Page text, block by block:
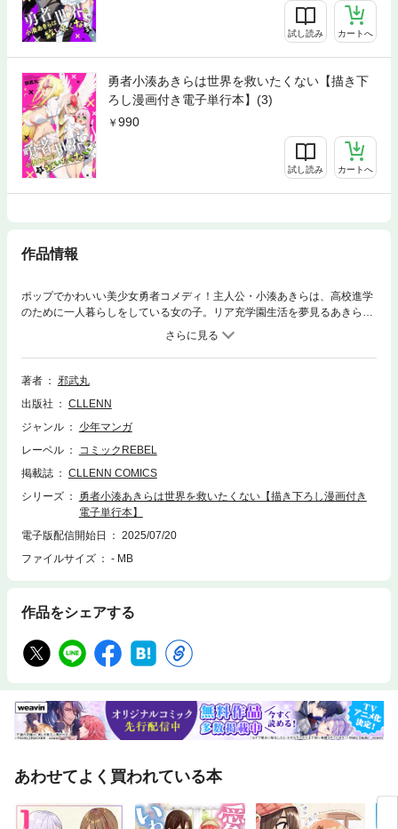
試し読み カートへ
勇者小湊あきらは世界を救いたくない【描き下
ろし漫画付き電子単行本】(3)
990
試し読み カートへ
作品情報
ポップでかわいい美少女勇者コメディ！主人公・小湊あきらは、高校進学
のために一人暮らしをしている女の子。リア充学園生活を夢見るあきら
は、ある日、新居の床に謎の美少女が突き刺さっているのを見つけてしま
う！聖巫女コルネと名乗る彼女は、異世界の危機を救うため、あきらを勇
者として召喚するはずが失敗し、この世界に落ちてきてしまったという。
今日、見知らぬ子供をかばって、代わりに死を迎える運命にあることを告
た時、あきらは勇者に変身する！！「ぎゃああああっ 何この格好！？」
セクシーなビキニ姿になるなんて、わたし聞いてないよっ！？【本作品は
えた電子単行本です。】
著者
邪武丸
出版社
CLLENN
ジャンル
少年マンガ
レーベル
コミックREBEL
掲載誌
CLLENN COMICS
シリーズ
勇者小湊あきらは世界を救いたくない【描き下ろし漫画付き
電子単行本】
電子版配信開始日
2025/07/20
ファイルサイズ
- MB
作品をシェアする
あわせてよく買われている本